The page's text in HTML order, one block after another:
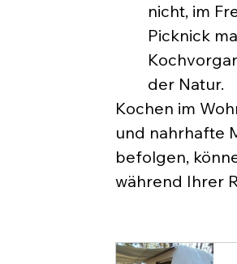
nicht, im
Picknick
der Natur.
Kochen im
und nahrhafte
befolgen,
während Ihrer